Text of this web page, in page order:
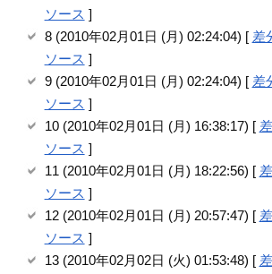
ソース ]
8 (2010年02月01日 (月) 02:24:04) [ 差
ソース ]
9 (2010年02月01日 (月) 02:24:04) [ 差
ソース ]
10 (2010年02月01日 (月) 16:38:17) [
ソース ]
11 (2010年02月01日 (月) 18:22:56) [
ソース ]
12 (2010年02月01日 (月) 20:57:47) [
ソース ]
13 (2010年02月02日 (火) 01:53:48) [